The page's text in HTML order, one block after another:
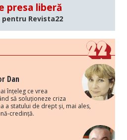
presa liberă
pentru Revista22
Dan
înțeleg ce vrea
să soluționeze criza
a statului de drept și, mai ales,
credință.